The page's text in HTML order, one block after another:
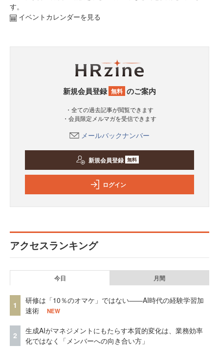
す。
イベントカレンダーを見る
新規会員登録 無料 のご案内
・全ての過去記事が閲覧できます
・会員限定メルマガを受信できます
メールバックナンバー
新規会員登録 無料
ログイン
アクセスランキング
今日 月間
1
研修は「10％のオマケ」ではない——AI時代の経験学習加
速術
NEW
2
生成AIがマネジメントにもたらす本質的変化は、業務効率
化ではなく「メンバーへの向き合い方」